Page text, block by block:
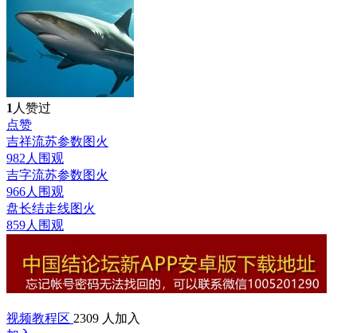
1 人赞过
点赞
吉祥流苏参数图火
982人围观
吉字流苏参数图火
966人围观
盘长结走线图火
859人围观
视频教程区 2309 人加入